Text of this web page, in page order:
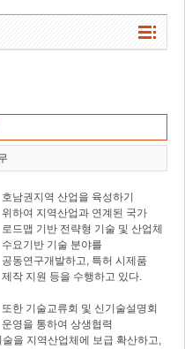
호남권지역 산업을 육성하기
위하여 지역산업과 연계된 국가
로드맵 기반 전략형 기술 및 산업체
수요기반 기술 분야를
공동연구개발하고, 특허 시제품
제작 지원 등을 수행하고 있다.
또한 기술교류회 및 신기술설명회
운영을 통하여 상생협력
을 지역산업체에 보급 확산하고,